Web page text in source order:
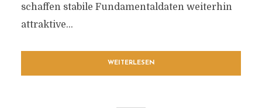
schaffen stabile Fundamentaldaten weiterhin
attraktive...
WEITERLESEN